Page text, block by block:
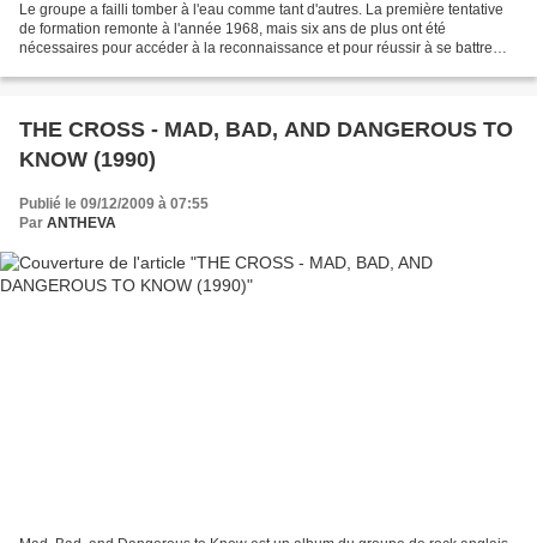
Le groupe a failli tomber à l'eau comme tant d'autres. La première tentative
de formation remonte à l'année 1968, mais six ans de plus ont été
nécessaires pour accéder à la reconnaissance et pour réussir à se battre
THE CROSS - MAD, BAD, AND DANGEROUS TO
KNOW (1990)
Publié le 09/12/2009 à 07:55
Par ANTHEVA